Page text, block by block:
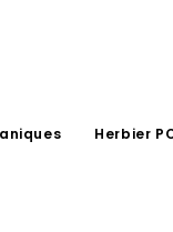
Herbier